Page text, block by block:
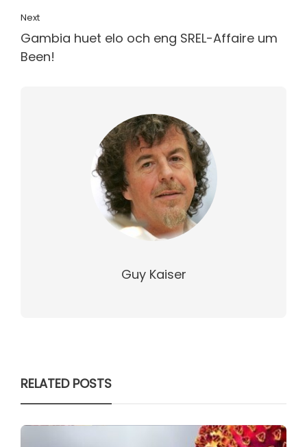
Next
Gambia huet elo och eng SREL-Affaire um
Been!
Guy Kaiser
RELATED POSTS